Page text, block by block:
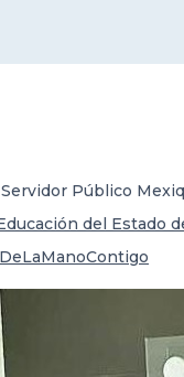
Servidor Público
del Estado